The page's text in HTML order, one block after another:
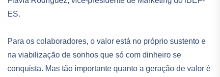
ES.
Para os colaboradores, o valor está no próprio sustento e
na viabilização de sonhos que só com dinheiro se
conquista. Mas tão importante quanto a geração de valor é